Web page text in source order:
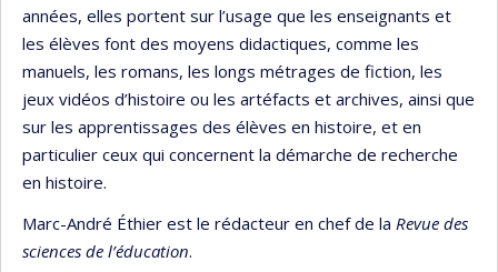
années, elles portent sur l’usage que les enseignants et
les élèves font des moyens didactiques, comme les
manuels, les romans, les longs métrages de fiction, les
jeux vidéos d’histoire ou les artéfacts et archives, ainsi que
sur les apprentissages des élèves en histoire, et en
particulier ceux qui concernent la démarche de recherche
en histoire.
Marc-André Éthier est le rédacteur en chef de la Revue des
sciences de l’éducation.